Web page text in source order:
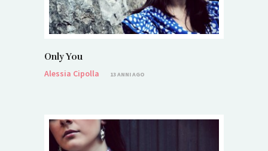
Only You
Alessia Cipolla
13 ANNI AGO